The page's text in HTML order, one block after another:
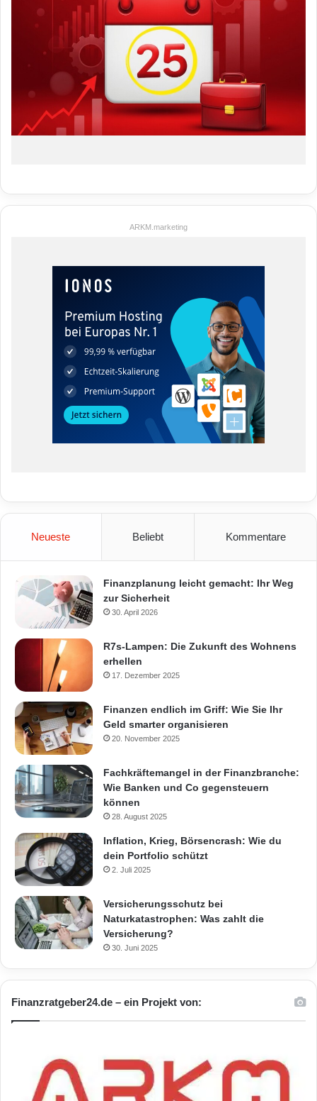
ARKM.marketing
Neueste Beliebt Kommentare
Finanzplanung leicht gemacht: Ihr Weg
zur Sicherheit
30. April 2026
R7s-Lampen: Die Zukunft des Wohnens
erhellen
17. Dezember 2025
Finanzen endlich im Griff: Wie Sie Ihr
Geld smarter organisieren
20. November 2025
Fachkräftemangel in der Finanzbranche:
Wie Banken und Co gegensteuern
können
28. August 2025
Inflation, Krieg, Börsencrash: Wie du
dein Portfolio schützt
2. Juli 2025
Versicherungsschutz bei
Naturkatastrophen: Was zahlt die
Versicherung?
30. Juni 2025
Finanzratgeber24.de – ein Projekt von: